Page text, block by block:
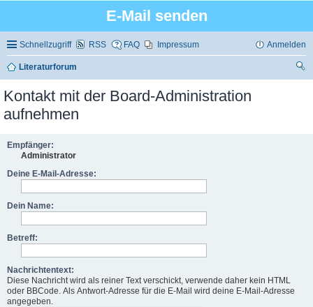
E-Mail senden
Schnellzugriff RSS FAQ Impressum Anmelden
Literaturforum
Kontakt mit der Board-Administration
aufnehmen
Empfänger:
Administrator
Deine E-Mail-Adresse:
Dein Name:
Betreff:
Nachrichtentext:
Diese Nachricht wird als reiner Text verschickt, verwende daher kein HTML
oder BBCode. Als Antwort-Adresse für die E-Mail wird deine E-Mail-Adresse
angegeben.